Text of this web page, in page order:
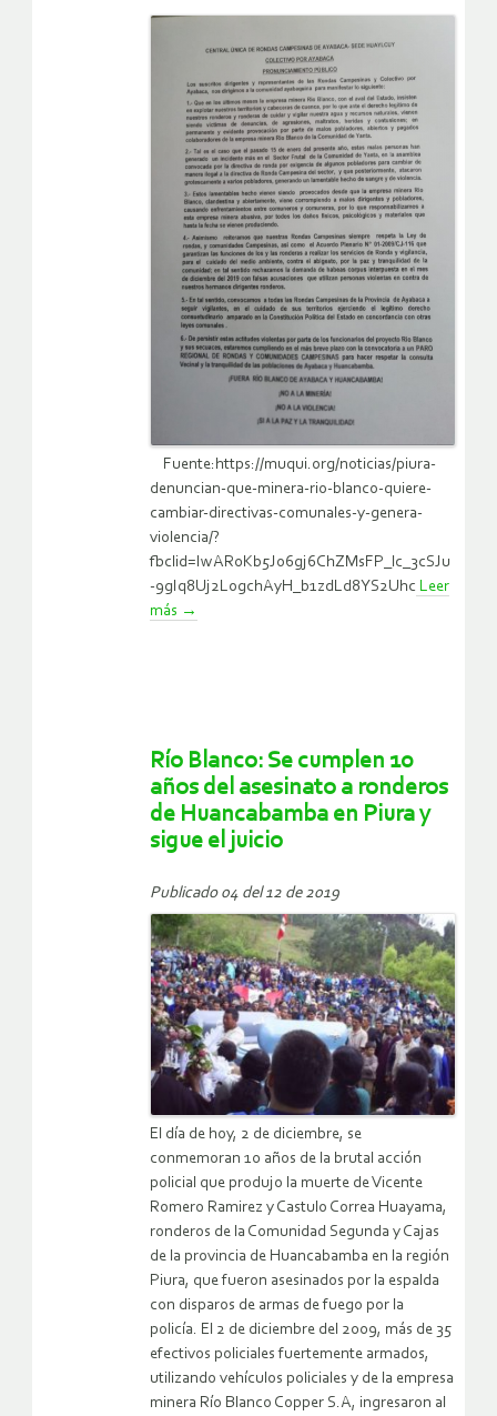
Fuente:https://muqui.org/noticias/piura-
denuncian-que-minera-rio-blanco-quiere-
cambiar-directivas-comunales-y-genera-
violencia/?
fbclid=IwAR0Kb5Jo6gj6ChZMsFP_lc_3cSJu
-9gIq8Uj2LogchAyH_b1zdLd8YS2Uhc Leer
más →
Río Blanco: Se cumplen 10
años del asesinato a ronderos
de Huancabamba en Piura y
sigue el juicio
Publicado 04 del 12 de 2019
El día de hoy, 2 de diciembre, se
conmemoran 10 años de la brutal acción
policial que produjo la muerte de Vicente
Romero Ramirez y Castulo Correa Huayama,
ronderos de la Comunidad Segunda y Cajas
de la provincia de Huancabamba en la región
Piura, que fueron asesinados por la espalda
con disparos de armas de fuego por la
policía. El 2 de diciembre del 2009, más de 35
efectivos policiales fuertemente armados,
utilizando vehículos policiales y de la empresa
minera Río Blanco Copper S.A, ingresaron al